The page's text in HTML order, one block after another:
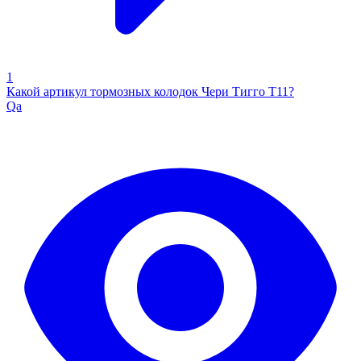
1
Какой артикул тормозных колодок Чери Тигго Т11?
Qa